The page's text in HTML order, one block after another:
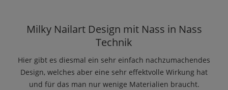
Milky Nailart Design mit Nass in Nass
Technik
Hier gibt es diesmal ein sehr einfach nachzumachendes
Design, welches aber eine sehr effektvolle Wirkung hat
und für das man nur wenige Materialien braucht.